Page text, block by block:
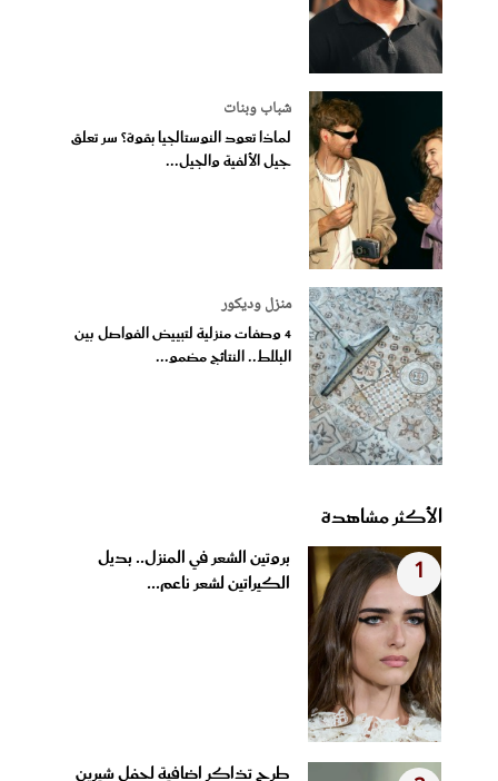
شباب وبنات
لماذا تعود النوستالجيا بقوة؟ سر تعلق
جيل الألفية والجيل...
منزل وديكور
4 وصفات منزلية لتبييض الفواصل بين
البلاط.. النتائج مضمو...
الأكثر مشاهدة
1
بروتين الشعر في المنزل.. بديل
الكيراتين لشعر ناعم...
طرح تذاكر إضافية لحفل شيرين